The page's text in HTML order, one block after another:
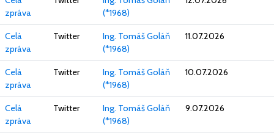
zpráva
(*1968)
Celá
zpráva
Twitter
Ing. Tomáš Goláň
(*1968)
11.07.2026
Celá
zpráva
Twitter
Ing. Tomáš Goláň
(*1968)
10.07.2026
Celá
zpráva
Twitter
Ing. Tomáš Goláň
(*1968)
9.07.2026